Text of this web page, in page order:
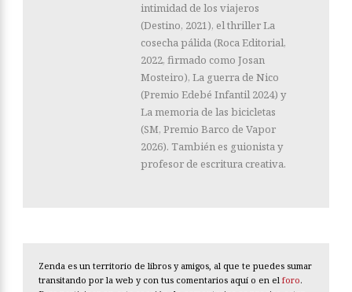
intimidad de los viajeros
(Destino, 2021), el thriller La
cosecha pálida (Roca Editorial,
2022, firmado como Josan
Mosteiro), La guerra de Nico
(Premio Edebé Infantil 2024) y
La memoria de las bicicletas
(SM, Premio Barco de Vapor
2026). También es guionista y
profesor de escritura creativa.
Zenda es un territorio de libros y amigos, al que te puedes sumar
transitando por la web y con tus comentarios aquí o en el foro.